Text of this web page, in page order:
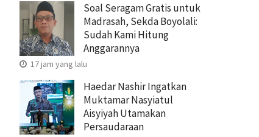
Soal Seragam Gratis untuk
Madrasah, Sekda Boyolali:
Sudah Kami Hitung
Anggarannya
17 jam yang lalu
Haedar Nashir Ingatkan
Muktamar Nasyiatul
Aisyiyah Utamakan
Persaudaraan